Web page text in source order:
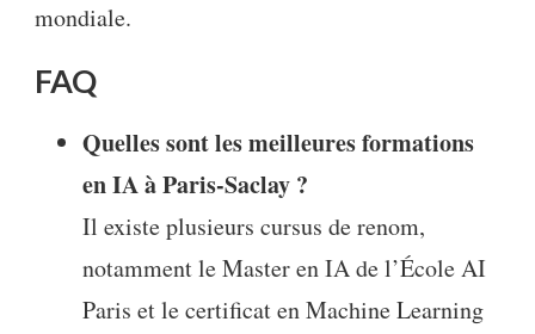
mondiale.
FAQ
Quelles sont les meilleures formations
en IA à Paris-Saclay ?
Il existe plusieurs cursus de renom,
notamment le Master en IA de l’École AI
Paris et le certificat en Machine Learning